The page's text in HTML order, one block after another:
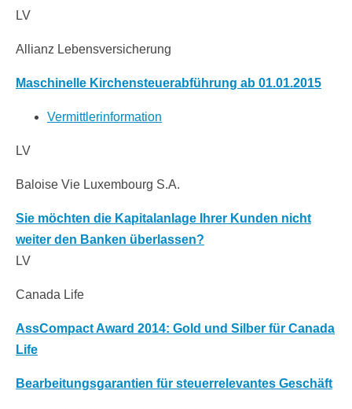
LV
Allianz Lebensversicherung
Maschinelle Kirchensteuerabführung ab 01.01.2015
Vermittlerinformation
LV
Baloise Vie Luxembourg S.A.
Sie möchten die Kapitalanlage Ihrer Kunden nicht
weiter den Banken überlassen?
LV
Canada Life
AssCompact Award 2014: Gold und Silber für Canada
Life
Bearbeitungsgarantien für steuerrelevantes Geschäft